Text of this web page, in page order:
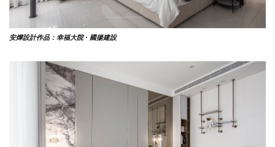
安燁設計作品：幸福大院 · 國揚建設